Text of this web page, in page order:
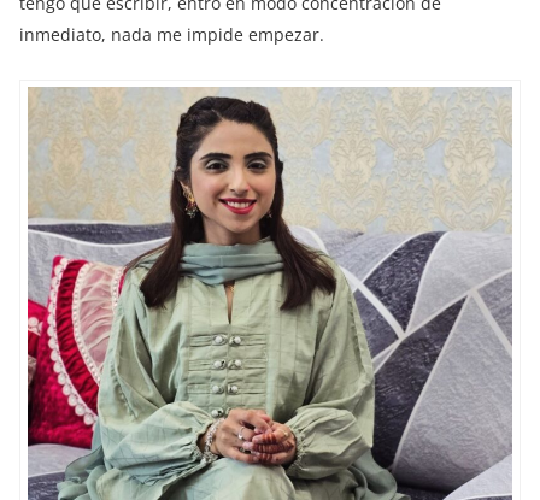
inmediato, nada me impide empezar.